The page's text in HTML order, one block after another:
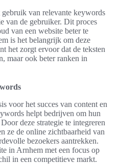
van relevante keywords
van de gebruiker. Dit proces
van een website beter te
is het belangrijk om deze
het zorgt ervoor dat de teksten
maar ook beter ranken in
voor het succes van content en
helpt bedrijven om hun
deze strategie te integreren
ze de online zichtbaarheid van
bezoekers aantrekken.
in Arnhem met een focus op
in een competitieve markt.